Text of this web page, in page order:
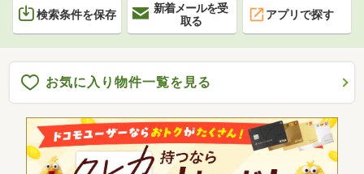
検索条件を保存
新着メールを受
取る
アプリで探す
お気に入り物件一覧を見る